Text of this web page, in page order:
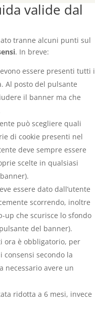
valide dal
tranne alcuni punti sul
. In breve:
essere presenti tutti i
Al posto del pulsante
il banner ma che
può scegliere quali
di cookie presenti nel
deve sempre essere
scelte in qualsiasi
essere dato dall’utente
scorrendo, inoltre
up che scurisce lo sfondo
del banner).
ora è obbligatorio, per
secondo la
necessario avere un
ridotta a 6 mesi, invece